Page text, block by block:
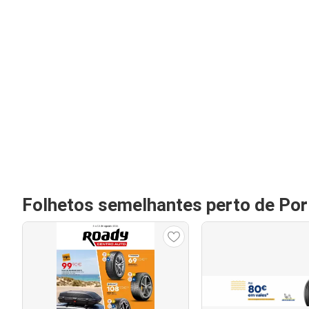
Folhetos semelhantes perto de